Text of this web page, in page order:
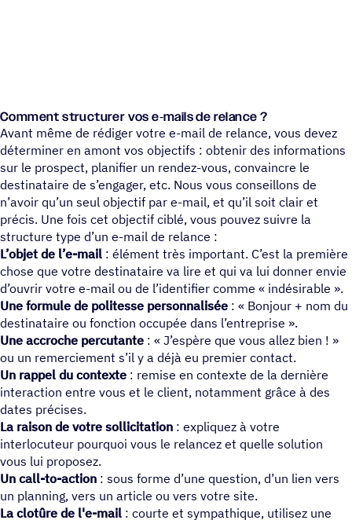
Comment struc­tu­rer vos e‑mails de relance ?
Avant même de rédiger votre e-mail de relance, vous devez
déterminer en amont vos objectifs : obtenir des informations
sur le prospect, planifier un rendez-vous, convaincre le
destinataire de s’engager, etc. Nous vous conseillons de
n’avoir qu’un seul objectif par e-mail, et qu’il soit clair et
précis. Une fois cet objectif ciblé, vous pouvez suivre la
structure type d’un e-mail de relance :
L’objet de l’e-mail : élément très important. C’est la première
chose que votre destinataire va lire et qui va lui donner envie
d’ouvrir votre e-mail ou de l’identifier comme « indésirable ».
Une formule de politesse personnalisée : « Bonjour + nom du
destinataire ou fonction occupée dans l’entreprise ».
Une accroche percutante : « J’espère que vous allez bien ! »
ou un remerciement s’il y a déjà eu premier contact.
Un rappel du contexte : remise en contexte de la dernière
interaction entre vous et le client, notamment grâce à des
dates précises.
La raison de votre sollicitation : expliquez à votre
interlocuteur pourquoi vous le relancez et quelle solution
vous lui proposez.
Un call-to-action : sous forme d’une question, d’un lien vers
un planning, vers un article ou vers votre site.
La clotûre de l'e-mail : courte et sympathique, utilisez une